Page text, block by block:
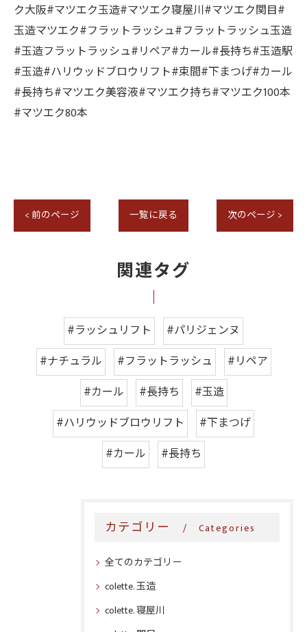
ク大阪#マツエク玉造#マツエク寝屋川#マツエク関目#
玉造マツエク#フラットラッシュ#フラットラッシュ玉造
#玉造フラットラッシュ#リペア#カール#長持ち#玉造駅
#玉造#ハリウッドブロウリフト#束間#下まつげ#カール
#長持ち#マツエク美容液#マツエク持ち#マツエク100本
#マツエク80本
< 前のページ 一覧に戻る 次のページ >
関連タグ
#ラッシュリフト
#パリジェンヌ
#ナチュラル
#フラットラッシュ
#リペア
#カール
#長持ち
#玉造
#ハリウッドブロウリフト
#下まつげ
#カール
#長持ち
カテゴリー Categories
全てのカテゴリー
colette. 玉造
colette. 寝屋川